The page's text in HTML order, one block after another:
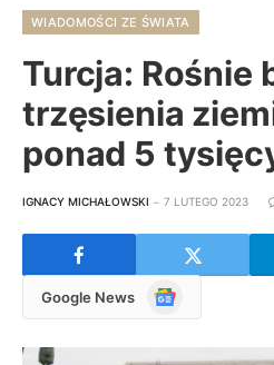
WIADOMOŚCI ZE ŚWIATA
Turcja: Rośnie
trzęsienia
ponad 5
IGNACY MICHAŁOWSKI 7 LUTEGO 2023
Google News
Google